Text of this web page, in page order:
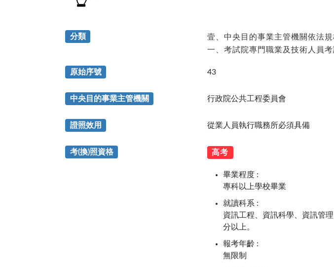
分類
壹、中央目的事業主管機關依法
一、考試院專門職業及技術人員
原始序號 43
中央目的事業主管機關 行政院公共工程委員會
證照效用 從業人員執行職務所必須具備
考(換)照資格 高考
畢業程度 :
專科以上學校畢業
就讀科系 :
資訊工程、資訊科學、資訊管
分以上。
報考年齡 :
無限制